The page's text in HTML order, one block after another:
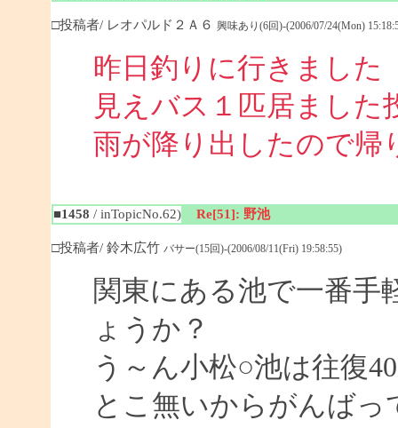
□投稿者/ レオパルド２Ａ６ 興味あり(6回)-(2006/07/24(Mon)
昨日釣りに行きました
見えバス１匹居まし
雨が降り出したので帰
■1458 / inTopicNo.62) Re[51]: 野池
□投稿者/ 鈴木広竹 バサー(15回)-(2006/08/11(Fri) 19:58:55)
関東にある池で一番手
ょうか？
う～ん小松○池は往復
とこ無いからがんば